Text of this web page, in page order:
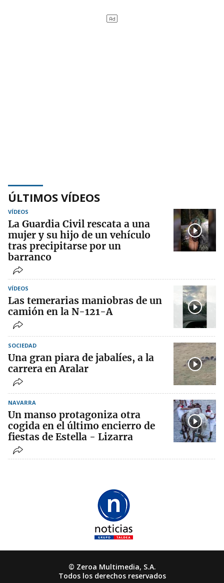
ÚLTIMOS VÍDEOS
VÍDEOS
La Guardia Civil rescata a una
mujer y su hijo de un vehículo
tras precipitarse por un
barranco
VÍDEOS
Las temerarias maniobras de un
camión en la N-121-A
SOCIEDAD
Una gran piara de jabalíes, a la
carrera en Aralar
NAVARRA
Un manso protagoniza otra
cogida en el último encierro de
fiestas de Estella - Lizarra
© Zeroa Multimedia, S.A.
Todos los derechos reservados